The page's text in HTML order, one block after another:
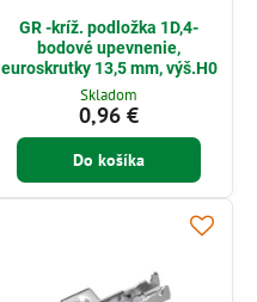
GR -kríž. podložka 1D,4-
bodové upevnenie,
euroskrutky 13,5 mm, výš.H0
Skladom
0,96 €
Do košíka